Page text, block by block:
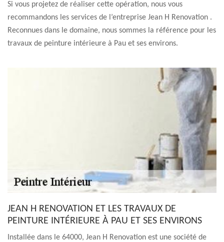
Si vous projetez de réaliser cette opération, nous vous
recommandons les services de l’entreprise Jean H Renovation .
Reconnues dans le domaine, nous sommes la référence pour les
travaux de peinture intérieure à Pau et ses environs.
JEAN H RENOVATION ET LES TRAVAUX DE
PEINTURE INTÉRIEURE À PAU ET SES ENVIRONS
Installée dans le 64000, Jean H Renovation est une société de